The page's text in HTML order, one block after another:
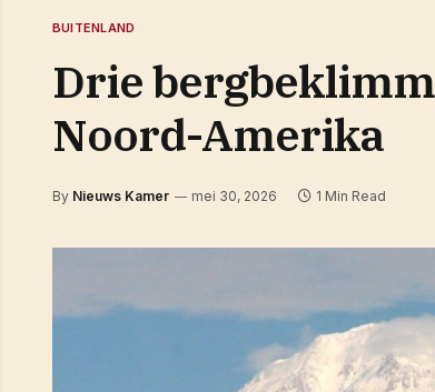
BUITENLAND
Drie
Noord-Amerika
By Nieuws Kamer mei 30, 2026 1 Min Read